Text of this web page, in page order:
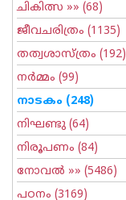
ചികിത്സ »» (68)
ജീവചരിത്രം (1135)
തത്വശാസ്ത്രം (192)
നര്‍മ്മം (99)
നാടകം (248)
നിഘണ്ടു (64)
നിരൂപണം (84)
നോവല്‍ »» (5486)
പഠനം (3169)